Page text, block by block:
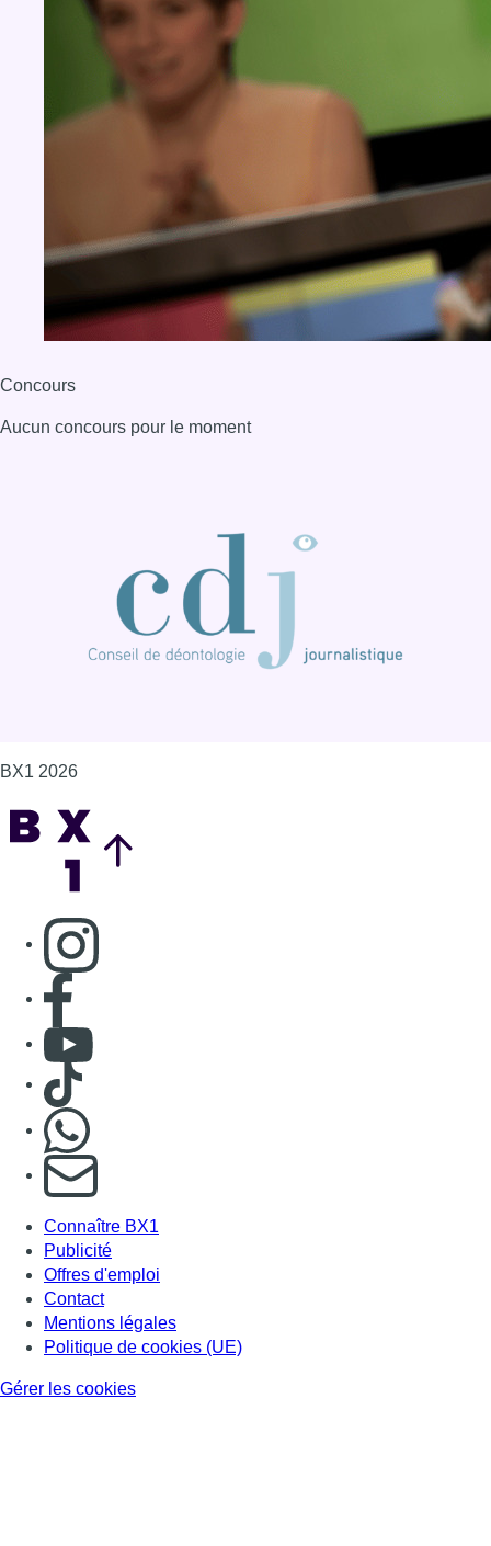
Concours
Aucun concours pour le moment
BX1 2026
Consulter page Instagram
Consulter page Facebook
Consulter Youtube
Consulter TikTok
S'abonner à notre newsletter
Connaître BX1
Publicité
Offres d'emploi
Contact
Mentions légales
Politique de cookies (UE)
Gérer les cookies